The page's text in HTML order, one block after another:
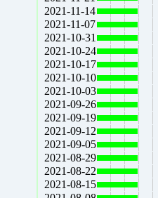
2021-11-14
2021-11-07
2021-10-31
2021-10-24
2021-10-17
2021-10-10
2021-10-03
2021-09-26
2021-09-19
2021-09-12
2021-09-05
2021-08-29
2021-08-22
2021-08-15